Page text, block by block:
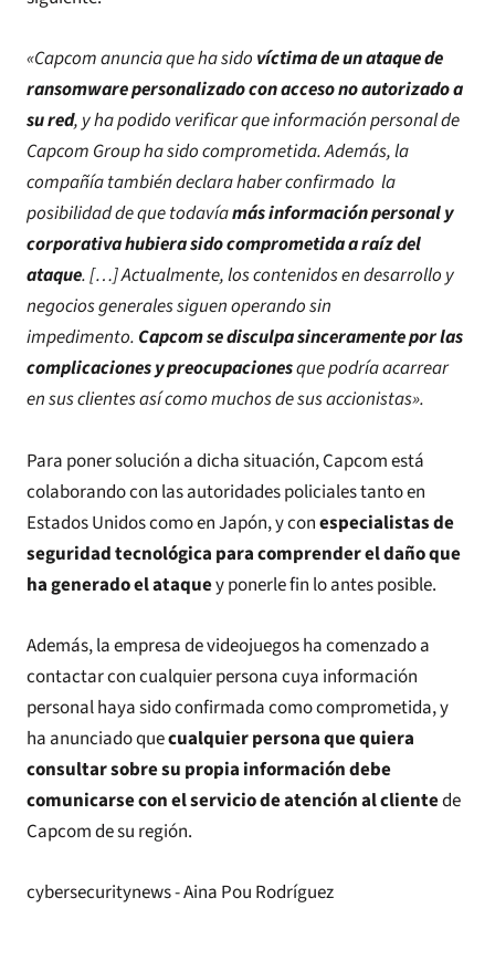
«Capcom anuncia que ha sido víctima de un ataque de
ransomware personalizado con acceso no autorizado a
su red, y ha podido verificar que información personal de
Capcom Group ha sido comprometida. Además, la
compañía también declara haber confirmado la
posibilidad de que todavíamás información personal y
corporativa hubiera sido comprometida a raíz del
ataque. […] Actualmente, los contenidos en desarrollo y
negocios generales siguen operando sin
impedimento. Capcom se disculpa sinceramente por las
complicaciones y preocupacionesque podría acarrear
en sus clientes así como muchos de sus accionistas».
Para poner solución a dicha situación, Capcom está
colaborando con las autoridades policiales tanto en
Estados Unidos como en Japón, y conespecialistas de
seguridad tecnológica para comprender el daño que
ha generado el ataquey ponerle fin lo antes posible.
Además, la empresa de videojuegos ha comenzado a
contactar con cualquier persona cuya información
personal haya sido confirmada como comprometida, y
ha anunciado quecualquier persona que quiera
consultar sobre su propia información debe
comunicarse con el servicio de atención al clientede
Capcom de su región.
cybersecuritynews - Aina Pou Rodríguez